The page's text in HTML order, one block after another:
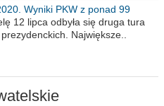
Wyniki PKW z ponad 99
12 lipca odbyła się druga tura
Największe..